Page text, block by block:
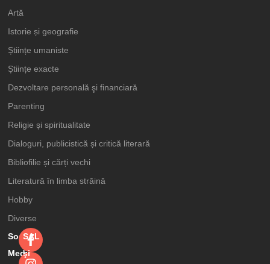
Artă
Istorie și geografie
Științe umaniste
Științe exacte
Dezvoltare personală şi financiară
Parenting
Religie și spiritualitate
Dialoguri, publicistică și critică literară
Bibliofilie și cărți vechi
Literatură în limba străină
Hobby
Diverse
Social
Media
SAL
şi